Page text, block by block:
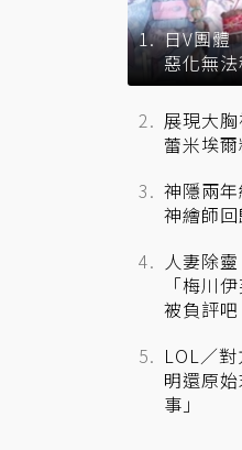
日V團體
惡化無
來去向
展現大
蕾米埃
神隱兩
神繪師
人妻除
「梅川
被負評吧
LOL／
明還原
事」